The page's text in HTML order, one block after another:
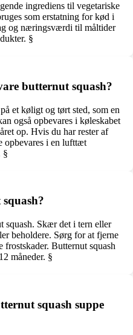
ingrediens til vegetariske
som erstatning for kød i
og næringsværdi til måltider
§
butternut squash?
et køligt og tørt sted, som en
også opbevares i køleskabet
op. Hvis du har rester af
opbevares i en lufttæt
§
squash. Skær det i tern eller
beholdere. Sørg for at fjerne
Butternut squash
måneder. §
squash suppe